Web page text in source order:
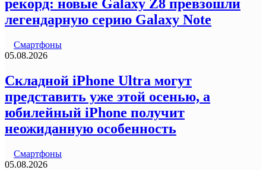
рекорд: новые Galaxy Z8 превзошли
легендарную серию Galaxy Note
Смартфоны
05.08.2026
Складной iPhone Ultra могут
представить уже этой осенью, а
юбилейный iPhone получит
неожиданную особенность
Смартфоны
05.08.2026